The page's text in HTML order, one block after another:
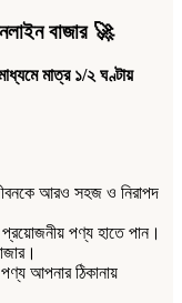
বাজার🚀
মাত্র ১/২ ঘণ্টায়
আরও সহজ ও নিরাপদ
পণ্য হাতে পান।
আপনার ঠিকানায়